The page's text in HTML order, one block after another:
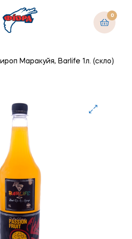
0
Маракуйя, Barlife 1л. (скло)